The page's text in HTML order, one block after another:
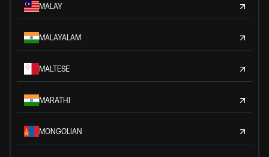
MALAY
MALAYALAM
MALTESE
MARATHI
MONGOLIAN